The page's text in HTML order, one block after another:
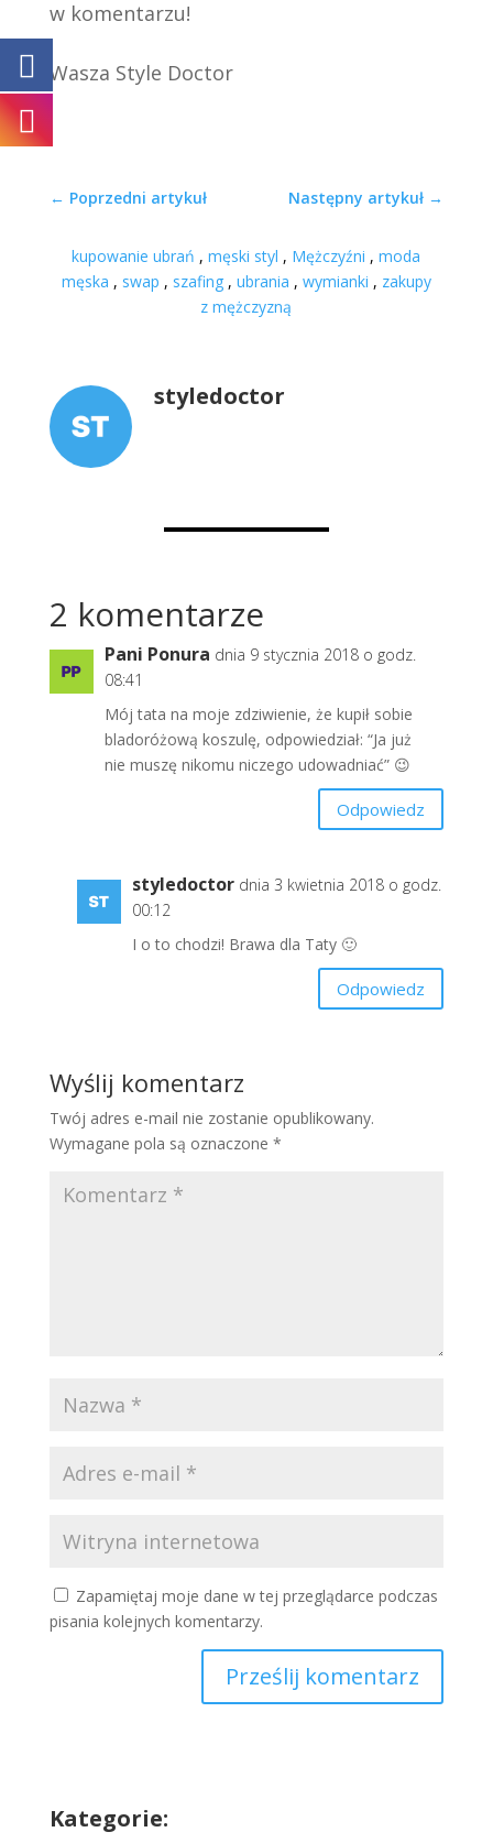
w komentarzu!
Wasza Style Doctor
← Poprzedni artykuł Następny artykuł →
kupowanie ubrań ,męski styl , Mężczyźni ,moda
męska , swap , szafing, ubrania , wymianki , zakupy
z mężczyzną
styledoctor
2 komentarze
Pani Ponura dnia 9 stycznia 2018 o godz.
08:41
Mój tata na moje zdziwienie, że kupił sobie
bladoróżową koszulę, odpowiedział: “Ja już
nie muszę nikomu niczego udowadniać” 😉
Odpowiedz
styledoctor dnia 3 kwietnia 2018 o godz.
00:12
I o to chodzi! Brawa dla Taty 🙂
Odpowiedz
Wyślij komentarz
Twój adres e-mail nie zostanie opublikowany.
Wymagane pola są oznaczone *
Zapamiętaj moje dane w tej przeglądarce podczas
pisania kolejnych komentarzy.
Prześlij komentarz
Kategorie: